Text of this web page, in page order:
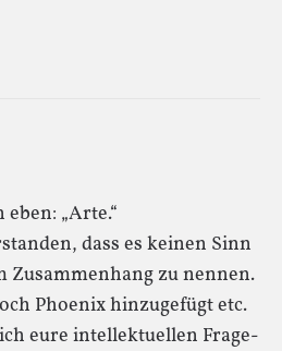
„Arte.“
dass es keinen Sinn
Zusammenhang zu nennen.
Phoenix hinzugefügt etc.
eure intellektuellen Frage-